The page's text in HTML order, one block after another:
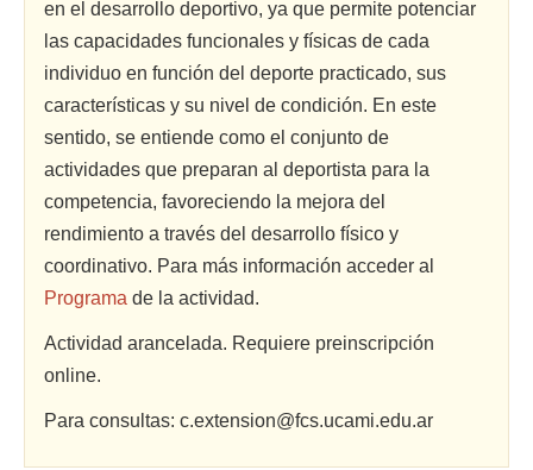
en el desarrollo deportivo, ya que permite potenciar
las capacidades funcionales y físicas de cada
individuo en función del deporte practicado, sus
características y su nivel de condición. En este
sentido, se entiende como el conjunto de
actividades que preparan al deportista para la
competencia, favoreciendo la mejora del
rendimiento a través del desarrollo físico y
coordinativo. Para más información acceder al
Programa de la actividad.
Actividad arancelada. Requiere preinscripción
online.
Para consultas: c.extension@fcs.ucami.edu.ar